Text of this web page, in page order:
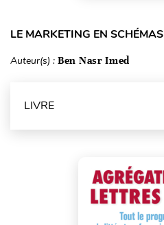
LE MARKETING EN SCHÉMAS
Auteur(s) : Ben Nasr Imed
LIVRE